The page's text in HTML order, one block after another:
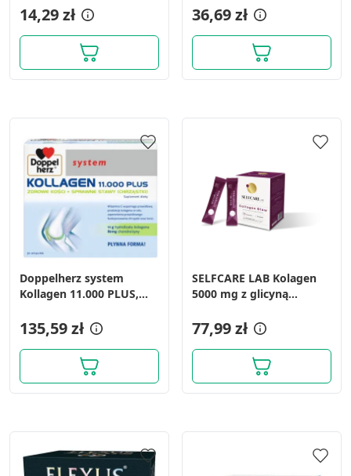
szt.
14,29 zł 36,69 zł
Doppelherz system
Kollagen 11.000 PLUS,
25 ml
135,59 zł
SELFCARE LAB Kolagen
5000 mg z glicyną
saszetek
77,99 zł